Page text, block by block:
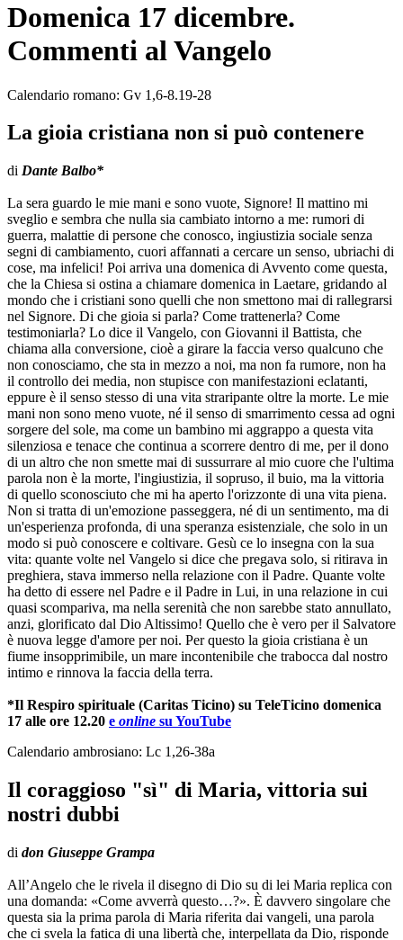
Domenica 17 dicembre.
Commenti al Vangelo
Calendario romano: Gv 1,6-8.19-28
La gioia cristiana non si può contenere
di Dante Balbo*
La sera guardo le mie mani e sono vuote, Signore! Il mattino mi
sveglio e sembra che nulla sia cambiato intorno a me: rumori di
guerra, malattie di persone che conosco, ingiustizia sociale senza
segni di cambiamento, cuori affannati a cercare un senso, ubriachi di
cose, ma infelici! Poi arriva una domenica di Avvento come questa,
che la Chiesa si ostina a chiamare domenica in Laetare, gridando al
mondo che i cristiani sono quelli che non smettono mai di rallegrarsi
nel Signore. Di che gioia si parla? Come trattenerla? Come
testimoniarla? Lo dice il Vangelo, con Giovanni il Battista, che
chiama alla conversione, cioè a girare la faccia verso qualcuno che
non conosciamo, che sta in mezzo a noi, ma non fa rumore, non ha
il controllo dei media, non stupisce con manifestazioni eclatanti,
eppure è il senso stesso di una vita straripante oltre la morte. Le mie
mani non sono meno vuote, né il senso di smarrimento cessa ad ogni
sorgere del sole, ma come un bambino mi aggrappo a questa vita
silenziosa e tenace che continua a scorrere dentro di me, per il dono
di un altro che non smette mai di sussurrare al mio cuore che l'ultima
parola non è la morte, l'ingiustizia, il sopruso, il buio, ma la vittoria
di quello sconosciuto che mi ha aperto l'orizzonte di una vita piena.
Non si tratta di un'emozione passeggera, né di un sentimento, ma di
un'esperienza profonda, di una speranza esistenziale, che solo in un
modo si può conoscere e coltivare. Gesù ce lo insegna con la sua
vita: quante volte nel Vangelo si dice che pregava solo, si ritirava in
preghiera, stava immerso nella relazione con il Padre. Quante volte
ha detto di essere nel Padre e il Padre in Lui, in una relazione in cui
quasi scompariva, ma nella serenità che non sarebbe stato annullato,
anzi, glorificato dal Dio Altissimo! Quello che è vero per il Salvatore
è nuova legge d'amore per noi. Per questo la gioia cristiana è un
fiume insopprimibile, un mare incontenibile che trabocca dal nostro
intimo e rinnova la faccia della terra.
*Il Respiro spirituale (Caritas Ticino) su TeleTicino domenica
17 alle ore 12.20 e online su YouTube
Calendario ambrosiano: Lc 1,26-38a
Il coraggioso "sì" di Maria, vittoria sui
nostri dubbi
di don Giuseppe Grampa
All’Angelo che le rivela il disegno di Dio su di lei Maria replica con
una domanda: «Come avverrà questo…?». È davvero singolare che
questa sia la prima parola di Maria riferita dai vangeli, una parola
che ci svela la fatica di una libertà che, interpellata da Dio, risponde